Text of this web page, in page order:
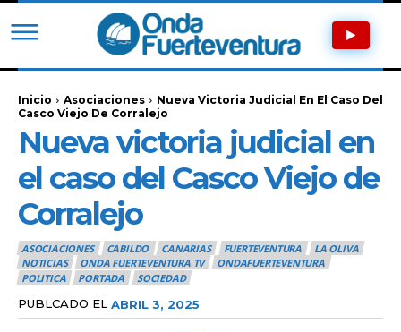
Inicio Asociaciones
Nueva Victoria Judicial En El Caso Del
Casco Viejo De Corralejo
Nueva victoria judicial en
el caso del Casco Viejo de
Corralejo
ASOCIACIONES CABILDO CANARIAS FUERTEVENTURA
LA OLIVA
NOTICIAS
ONDA FUERTEVENTURA TV
ONDAFUERTEVENTURA
POLITICA
PORTADA SOCIEDAD
PUBLCADO EL ABRIL 3, 2025